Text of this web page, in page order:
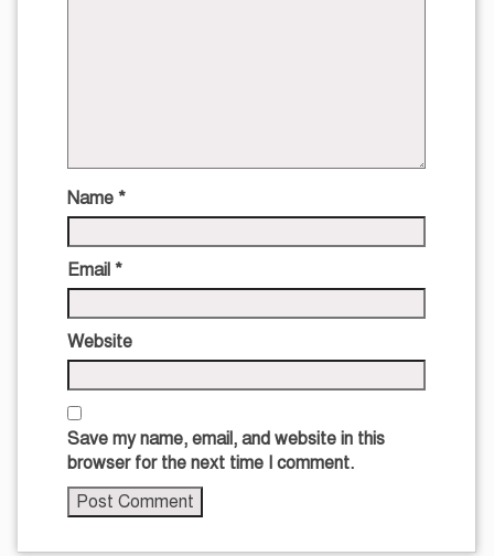
Name *
Email *
Website
Save my name, email, and website in this
browser for the next time I comment.